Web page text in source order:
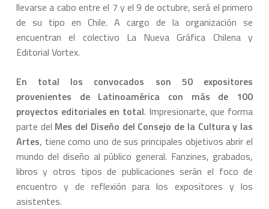
llevarse a cabo entre el 7 y el 9 de octubre, será el primero
de su tipo en Chile. A cargo de la organización se
encuentran el colectivo La Nueva Gráfica Chilena y
Editorial Vortex.
En total los convocados son 50 expositores
provenientes de Latinoamérica con más de 100
proyectos editoriales en total. Impresionarte, que forma
parte del Mes del Diseño del Consejo de la Cultura y las
Artes, tiene como uno de sus principales objetivos abrir el
mundo del diseño al público general. Fanzines, grabados,
libros y otros tipos de publicaciones serán el foco de
encuentro y de reflexión para los expositores y los
asistentes.